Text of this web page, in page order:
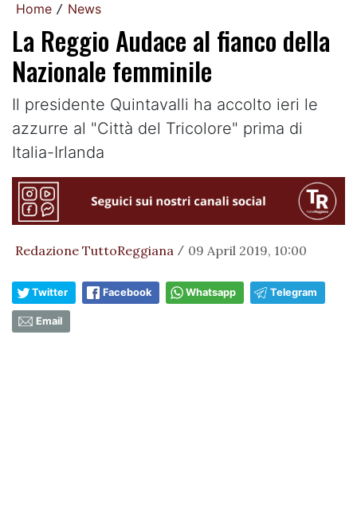
Home / News
La Reggio Audace al fianco della
Nazionale femminile
Il presidente Quintavalli ha accolto ieri le
azzurre al "Città del Tricolore" prima di
Italia-Irlanda
Redazione TuttoReggiana / 09 April 2019, 10:00
Twitter Facebook Whatsapp Telegram
Email